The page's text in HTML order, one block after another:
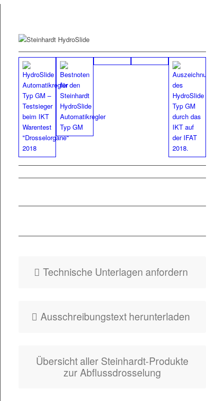
Tech­nis­che Unter­la­gen anfordern
Auss­chrei­bung­s­text herunterladen
Über­sicht aller Stein­hardt-Pro­duk­te
zur Abflussdrosselung